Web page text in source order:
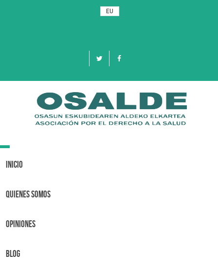
EU
Toggle
Inicio
Quienes Somos
OPINIONES
BLOG